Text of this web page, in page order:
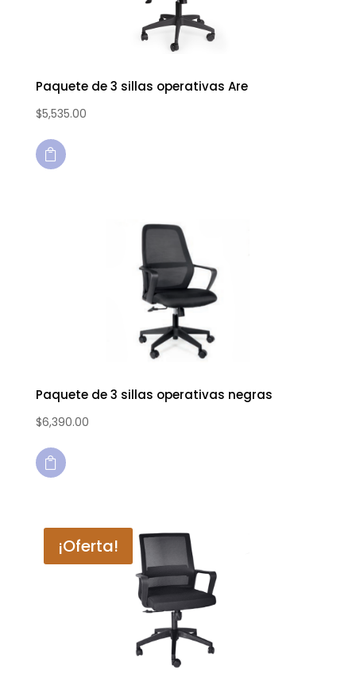
Paquete de 3 sillas operativas Are
$5,535.00

Paquete de 3 sillas operativas negras
$6,390.00

¡Oferta!